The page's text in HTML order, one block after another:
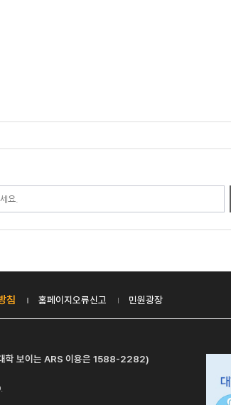
침 홈페이지오류신고 민원광장
보이는 ARS 이용은 1588-2282)